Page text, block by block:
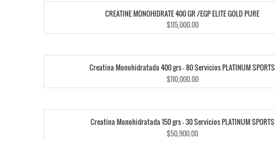
CREATINE MONOHIDRATE 400 GR /EGP ELITE GOLD PURE
$115,000.00
Creatina Monohidratada 400 grs – 80 Servicios PLATINUM SPORTS
$110,000.00
Creatina Monohidratada 150 grs – 30 Servicios PLATINUM SPORTS
$50,900.00